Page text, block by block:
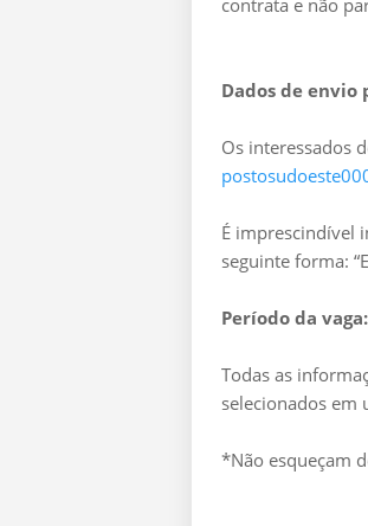
contrata e não
Dados de envio
Os interessados
É imprescindível
seguinte forma:
Período da
Todas as
selecionados em
*Não esqueçam